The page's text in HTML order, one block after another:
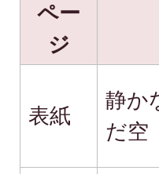
ペー
ジ
表紙
静か
だ空